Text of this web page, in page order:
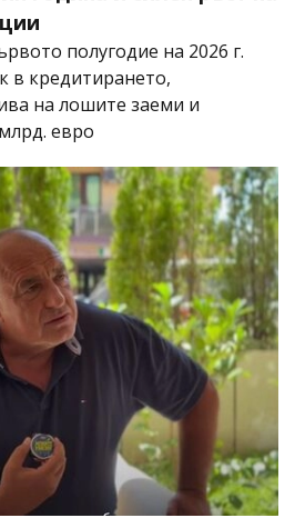
полугодие на 2026 г.
в кредитирането,
на лошите заеми и
евро